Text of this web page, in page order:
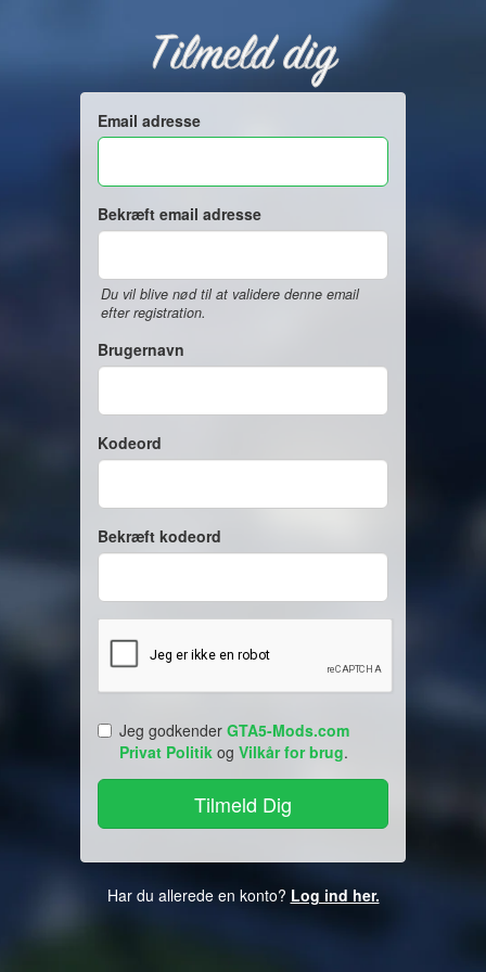
Tilmeld dig
Email adresse
Bekræft email adresse
Du vil blive nød til at validere denne email
efter registration.
Brugernavn
Kodeord
Bekræft kodeord
Jeg godkender GTA5-Mods.com
Privat Politik og Vilkår for brug.
Har du allerede en konto? Log ind her.